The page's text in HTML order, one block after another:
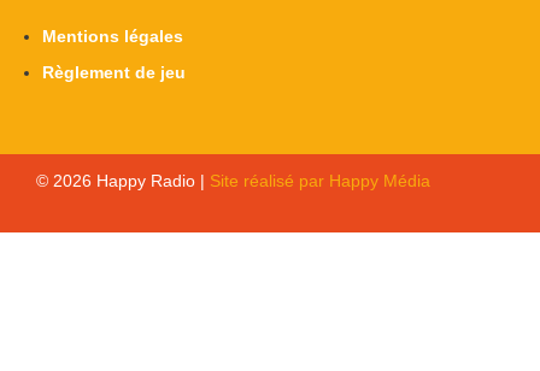
Mentions légales
Règlement de jeu
© 2026 Happy Radio | Site réalisé par Happy Média